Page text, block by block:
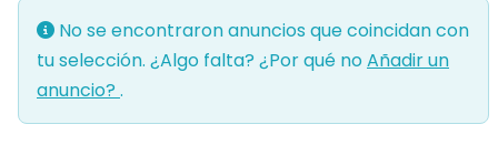
No se encontraron anuncios que coincidan con
tu selección. ¿Algo falta? ¿Por qué noAñadir un
anuncio? .